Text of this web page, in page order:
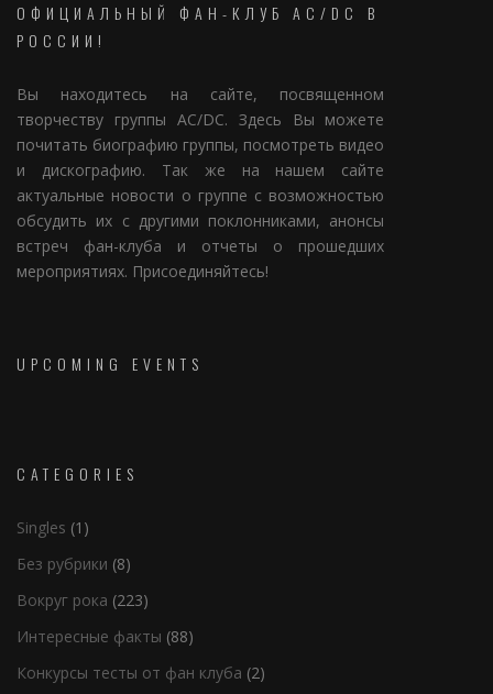
ОФИЦИАЛЬНЫЙ ФАН-КЛУБ AC/DC В
РОССИИ!
Вы находитесь на сайте, посвященном
творчеству группы AC/DC. Здесь Вы можете
почитать биографию группы, посмотреть видео
и дискографию. Так же на нашем сайте
актуальные новости о группе с возможностью
обсудить их с другими поклонниками, анонсы
встреч фан-клуба и отчеты о прошедших
мероприятиях. Присоединяйтесь!
UPCOMING EVENTS
CATEGORIES
Singles (1)
Без рубрики (8)
Вокруг рока (223)
Интересные факты (88)
Конкурсы тесты от фан клуба (2)